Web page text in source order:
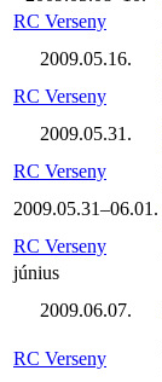
RC Verseny
2009.05.16.
RC Verseny
2009.05.31.
RC Verseny
2009.05.31–06.01.
RC Verseny
június
2009.06.07.
RC Verseny